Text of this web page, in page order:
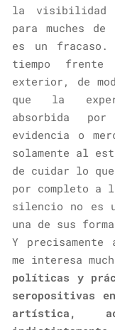
la visibilidad
para muches
es un fracaso.
tiempo
exterior, de
que la
absorbida
evidencia o
solamente al
de cuidar lo
por completo a
silencio no es
una de sus
Y precisamente
me interesa
políticas y
seropositivas
artística,